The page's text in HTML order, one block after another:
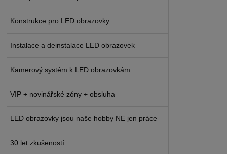
Konstrukce pro LED obrazovky
Instalace a deinstalace LED obrazovek
Kamerový systém k LED obrazovkám
VIP + novinářské zóny + obsluha
LED obrazovky jsou naše hobby NE jen práce
30 let zkušeností